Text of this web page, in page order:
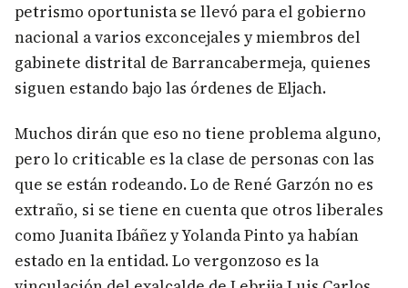
petrismo oportunista se llevó para el gobierno
nacional a varios exconcejales y miembros del
gabinete distrital de Barrancabermeja, quienes
siguen estando bajo las órdenes de Eljach.
Muchos dirán que eso no tiene problema alguno,
pero lo criticable es la clase de personas con las
que se están rodeando. Lo de René Garzón no es
extraño, si se tiene en cuenta que otros liberales
como Juanita Ibáñez y Yolanda Pinto ya habían
estado en la entidad. Lo vergonzoso es la